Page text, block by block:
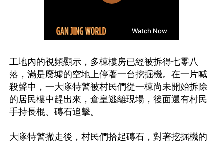
工地內的視頻顯示，多棟樓房已經被拆得七零八
落，滿是廢墟的空地上停著一台挖掘機。在一片喊
殺聲中，一大隊特警被村民們從一棟尚未開始拆除
的居民樓中趕出來，倉皇逃離現場，後面還有村民
手持長棍、磚石追擊。
大隊特警撤走後，村民們拾起磚石，對著挖掘機的